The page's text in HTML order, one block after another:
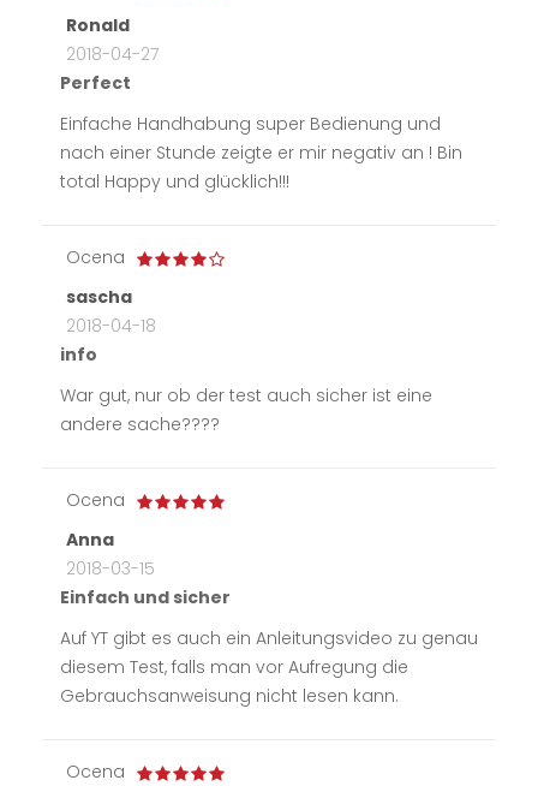
Ronald
2018-04-27
Perfect
Einfache Handhabung super Bedienung und
nach einer Stunde zeigte er mir negativ an ! Bin
total Happy und glücklich!!!
Ocena
sascha
2018-04-18
info
War gut, nur ob der test auch sicher ist eine
andere sache????
Ocena
Anna
2018-03-15
Einfach und sicher
Auf YT gibt es auch ein Anleitungsvideo zu genau
diesem Test, falls man vor Aufregung die
Gebrauchsanweisung nicht lesen kann.
Ocena